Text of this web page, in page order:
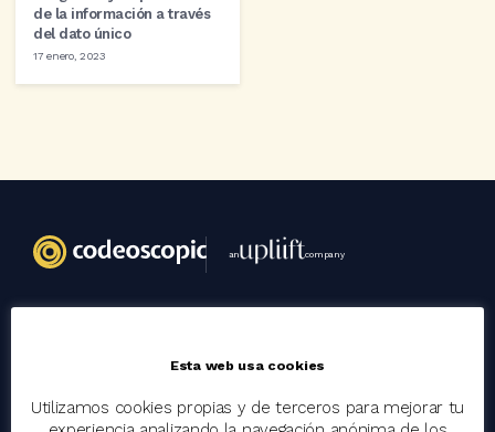
de la información a través
del dato único
17 enero, 2023
an company
Trabaja con nosotros
Esta web usa cookies
Utilizamos cookies propias y de terceros para mejorar tu